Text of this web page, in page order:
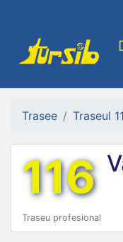
Trasee Traseul
116
Traseu profesional